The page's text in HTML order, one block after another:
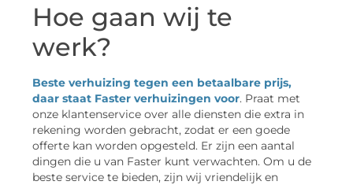
Hoe gaan wij te
werk?
Beste verhuizing tegen een betaalbare prijs,
daar staat Faster verhuizingen voor. Praat met
onze klantenservice over alle diensten die extra in
rekening worden gebracht, zodat er een goede
offerte kan worden opgesteld. Er zijn een aantal
dingen die u van Faster kunt verwachten. Om u de
beste service te bieden, zijn wij vriendelijk en